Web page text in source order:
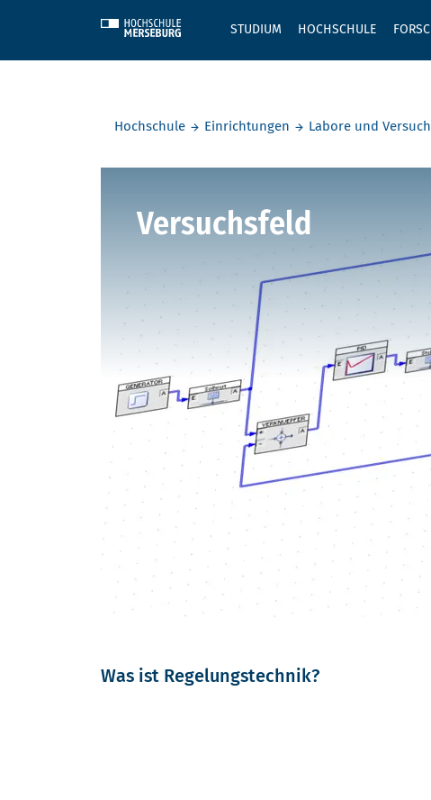
STUDIUM HOCHSCHULE
Hochschule
Einrichtungen Labore und
Versuchsfeld
Was ist Regelungstechnik?